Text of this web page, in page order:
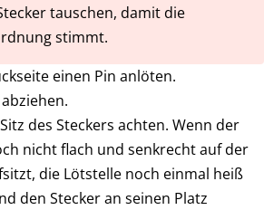
tauschen, damit die
stimmt.
einen Pin anlöten.
des Steckers achten. Wenn der
nicht flach und senkrecht auf der
die Lötstelle noch einmal heiß
den Stecker an seinen Platz